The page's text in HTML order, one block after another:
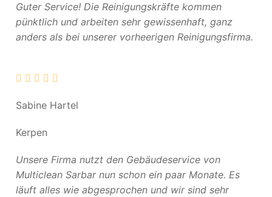
Guter Service! Die Reinigungskräfte kommen
pünktlich und arbeiten sehr gewissenhaft, ganz
anders als bei unserer vorheerigen Reinigungsfirma.
Sabine Hartel
Kerpen
Unsere Firma nutzt den Gebäudeservice von
Multiclean Sarbar nun schon ein paar Monate. Es
läuft alles wie abgesprochen und wir sind sehr